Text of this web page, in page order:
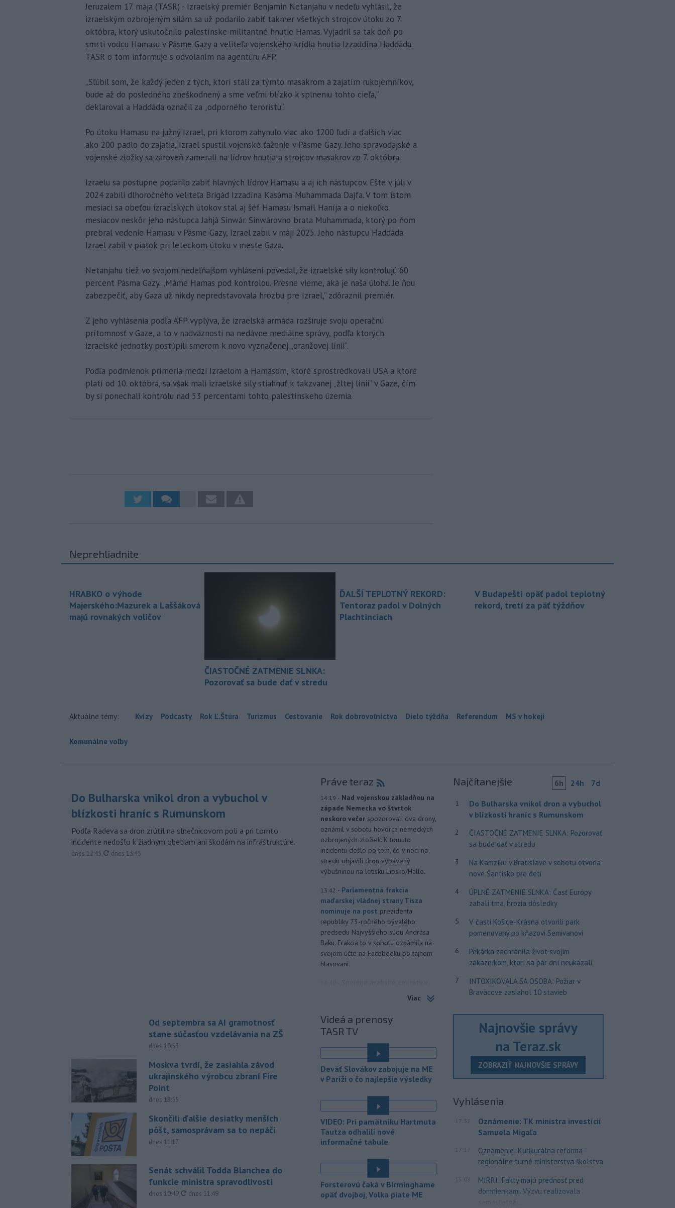
Jeruzalem 17. mája (TASR) - Izraelský premiér Benjamin Netanjahu v nedeľu vyhlásil, že
izraelským ozbrojeným silám sa už podarilo zabiť takmer všetkých strojcov útoku zo 7.
októbra, ktorý uskutočnilo palestínske militantné hnutie Hamas. Vyjadril sa tak deň po
smrti vodcu Hamasu v Pásme Gazy a veliteľa vojenského krídla hnutia Izzaddína Haddáda.
TASR o tom informuje s odvolaním na agentúru AFP.
„Sľúbil som, že každý jeden z tých, ktorí stáli za týmto masakrom a zajatím rukojemníkov,
bude až do posledného zneškodnený a sme veľmi blízko k splneniu tohto cieľa,“
deklaroval a Haddáda označil za „odporného teroristu“.
Po útoku Hamasu na južný Izrael, pri ktorom zahynulo viac ako 1200 ľudí a ďalších viac
ako 200 padlo do zajatia, Izrael spustil vojenské ťaženie v Pásme Gazy. Jeho spravodajské a
vojenské zložky sa zároveň zamerali na lídrov hnutia a strojcov masakrov zo 7. októbra.
Izraelu sa postupne podarilo zabiť hlavných lídrov Hamasu a aj ich nástupcov. Ešte v júli v
2024 zabili dlhoročného veliteľa Brigád Izzadína Kasáma Muhammada Dajfa. V tom istom
mesiaci sa obeťou izraelských útokov stal aj šéf Hamasu Ismaíl Haníja a o niekoľko
mesiacov neskôr jeho nástupca Jahjá Sinwár. Sinwárovho brata Muhammada, ktorý po ňom
prebral vedenie Hamasu v Pásme Gazy, Izrael zabil v máji 2025. Jeho nástupcu Haddáda
Izrael zabil v piatok pri leteckom útoku v meste Gaza.
Netanjahu tiež vo svojom nedeľňajšom vyhlásení povedal, že izraelské sily kontrolujú 60
percent Pásma Gazy. „Máme Hamas pod kontrolou. Presne vieme, aká je naša úloha. Je ňou
zabezpečiť, aby Gaza už nikdy nepredstavovala hrozbu pre Izrael,“ zdôraznil premiér.
Z jeho vyhlásenia podľa AFP vyplýva, že izraelská armáda rozširuje svoju operačnú
prítomnosť v Gaze, a to v nadväznosti na nedávne mediálne správy, podľa ktorých
izraelské jednotky postúpili smerom k novo vyznačenej „oranžovej línii“.
Podľa podmienok prímeria medzi Izraelom a Hamasom, ktoré sprostredkovali USA a ktoré
platí od 10. októbra, sa však mali izraelské sily stiahnuť k takzvanej „žltej línii“ v Gaze, čím
by si ponechali kontrolu nad 53 percentami tohto palestínskeho územia.
Neprehliadnite
HRABKO o výhode
Majerského:Mazurek a Laššáková
majú rovnakých voličov
ČIASTOČNÉ ZATMENIE SLNKA:
Pozorovať sa bude dať v stredu
ĎALŠÍ TEPLOTNÝ REKORD:
Tentoraz padol v Dolných
Plachtinciach
V Budapešti opäť padol teplotný
rekord, tretí za päť týždňov
Aktuálne témy: Kvízy Podcasty Rok Ľ.Štúra Turizmus Cestovanie Rok dobrovoľníctva Dielo týždňa Referendum MS v hokeji
Komunálne voľby
Do Bulharska vnikol dron a vybuchol v
blízkosti hraníc s Rumunskom
Podľa Radeva sa dron zrútil na slnečnicovom poli a pri tomto
incidente nedošlo k žiadnym obetiam ani škodám na infraštruktúre.
dnes 12:45, aktualizované
dnes 13:45
Od septembra sa AI gramotnosť
stane súčasťou vzdelávania na ZŠ
dnes 10:53
Moskva tvrdí, že zasiahla závod
ukrajinského výrobcu zbraní Fire
Point
dnes 13:55
Skončili ďalšie desiatky menších
pôšt, samosprávam sa to nepáči
dnes 11:17
Senát schválil Todda Blanchea do
funkcie ministra spravodlivosti
dnes 10:49, aktualizované
dnes 11:49
Práve teraz
14:19 - Nad vojenskou základňou na
západe Nemecka vo štvrtok
neskoro večer spozorovali dva drony,
oznámil v sobotu hovorca nemeckých
ozbrojených zložiek. K tomuto
incidentu došlo po tom, čo v noci na
stredu objavili dron vybavený
výbušninou na letisku Lipsko/Halle.
13:42 - Parlamentná frakcia
maďarskej vládnej strany Tisza
nominuje na post prezidenta
republiky 73-ročného bývalého
predsedu Najvyššieho súdu Andrása
Baku. Frakcia to v sobotu oznámila na
svojom účte na Facebooku po tajnom
hlasovaní.
patriaci ich štátnej spoločnosti
Abu Dhabi National Oil Company
(ADNOC), ktorý práve prechádzal
Hormuzským prielivom.
Horskí záchranári z
Oblastného strediska Horskej
záchrannej služby (HZS) Veľká Fatra
pomáhali v sobotu dopoludnia 39-
ročnej turistke v Rybovskom sedle.
12:36 - Polícia v piatok (7. 8.)
vypátrala dvoch 17-ročných
mladíkov, ktorí sú podozriví z útoku
na taxikára v Seredi. Muž pri incidente
utrpel vážne zranenia a skončil v
trnavskej nemocnici.
11:19
V niektorých okresoch na
Viac
Videá a prenosy
TASR TV
Deväť Slovákov zabojuje na ME
v Paríži o čo najlepšie výsledky
VIDEO: Pri pamätníku Hartmuta
Tautza odhalili nové
informačné tabule
Forsterovú čaká v Birminghame
opäť dvojboj, Volka piate ME
Najčítanejšie 6h 24h 7d
1
Do Bulharska vnikol dron a vybuchol
v blízkosti hraníc s Rumunskom
2
ČIASTOČNÉ ZATMENIE SLNKA: Pozorovať
sa bude dať v stredu
3
Na Kamzíku v Bratislave v sobotu otvoria
nové Šantisko pre deti
4
ÚPLNÉ ZATMENIE SLNKA: Časť Európy
zahalí tma, hrozia dôsledky
5
V časti Košice-Krásna otvorili park
pomenovaný po kňazovi Semivanovi
6
Pekárka zachránila život svojim
zákazníkom, ktorí sa pár dní neukázali
7
INTOXIKOVALA SA OSOBA: Požiar v
Braväcove zasiahol 10 stavieb
Najnovšie správy
na Teraz.sk
ZOBRAZIŤ NAJNOVŠIE SPRÁVY
Vyhlásenia
17:32
Oznámenie: TK ministra investícií
Samuela Migaľa
17:17
Oznámenie: Kurikurálna reforma -
regionálne turné ministerstva školstva
15:09
MIRRI: Fakty majú prednosť pred
domnienkami. Výzvu realizovala
samostatná...